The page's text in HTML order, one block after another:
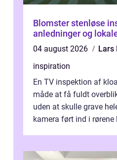
Blomster stenløse inspiration,
anledninger og
04 august 2026
Lars
inspiration
En TV inspektion af
måde at få fuldt
uden at skulle grave
kamera ført ind i rørene